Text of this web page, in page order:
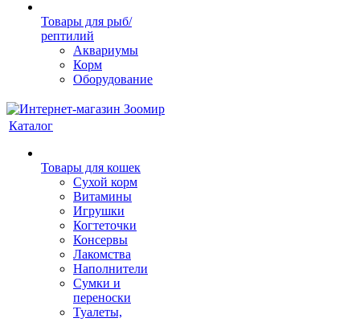
Товары для рыб/
рептилий
Аквариумы
Корм
Оборудование
Каталог
Товары для кошек
Cухой корм
Витамины
Игрушки
Когтеточки
Консервы
Лакомства
Наполнители
Сумки и
переноски
Туалеты,